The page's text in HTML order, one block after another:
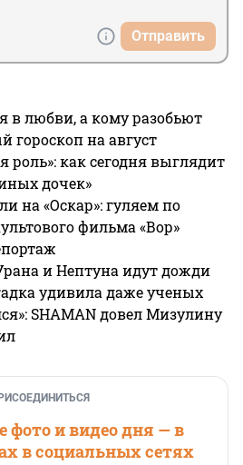
Отправить
в любви, а кому разобьют
гороскоп на август
роль»: как сегодня выглядит
дочек»
на «Оскар»: гуляем по
фильма «Вор»
и Нептуна идут дожди
удивила даже ученых
SHAMAN довел Мизулину
фото и видео дня — в
в социальных сетях